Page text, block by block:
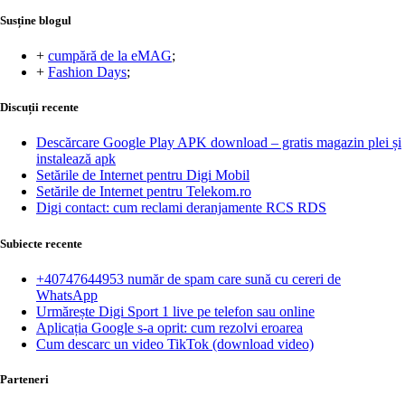
Susține blogul
+ cumpără de la eMAG;
+ Fashion Days;
Discuții recente
Descărcare Google Play APK download – gratis magazin plei și
instalează apk
Setările de Internet pentru Digi Mobil
Setările de Internet pentru Telekom.ro
Digi contact: cum reclami deranjamente RCS RDS
Subiecte recente
+40747644953 număr de spam care sună cu cereri de
WhatsApp
Urmărește Digi Sport 1 live pe telefon sau online
Aplicația Google s-a oprit: cum rezolvi eroarea
Cum descarc un video TikTok (download video)
Parteneri